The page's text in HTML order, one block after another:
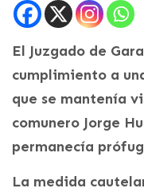
El Juzgado de
cumplimiento a
que se mantenía
comunero Jorge
permanecía
La medida